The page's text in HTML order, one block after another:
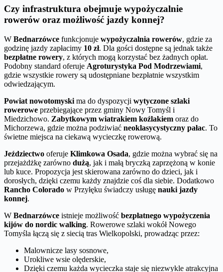
Czy infrastruktura obejmuje wypożyczalnie
rowerów oraz możliwość jazdy konnej?
W Bednarzówce funkcjonuje wypożyczalnia rowerów, gdzie za
godzinę jazdy zapłacimy 10 zł. Dla gości dostępne są jednak także
bezpłatne rowery, z których mogą korzystać bez żadnych opłat.
Podobny standard oferuje Agroturystyka Pod Modrzewiami,
gdzie wszystkie rowery są udostępniane bezpłatnie wszystkim
odwiedzającym.
Powiat nowotomyski ma do dyspozycji wytyczone szlaki
rowerowe przebiegające przez gminy Nowy Tomyśl i
Miedzichowo. Zabytkowym wiatrakiem koźlakiem oraz do
Michorzewa, gdzie można podziwiać neoklasycystyczny pałac. To
świetne miejsca na ciekawą wycieczkę rowerową.
Jeździectwo oferuje Klimkowa Osada, gdzie można wybrać się na
przejażdżkę zarówno dużą, jak i małą bryczką zaprzężoną w konie
lub kuce. Propozycja jest skierowana zarówno do dzieci, jak i
dorosłych, dzięki czemu każdy znajdzie coś dla siebie. Dodatkowo
Rancho Colorado w Przyłęku świadczy usługę nauki jazdy
konnej.
W Bednarzówce istnieje możliwość bezpłatnego wypożyczenia
kijów do nordic walking. Rowerowe szlaki wokół Nowego
Tomyśla łączą się z siecią tras Wielkopolski, prowadząc przez:
Malownicze lasy sosnowe,
Urokliwe wsie olęderskie,
Dzięki czemu każda wycieczka staje się niezwykle atrakcyjna